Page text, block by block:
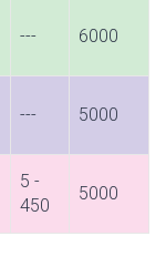
--- 6000
--- 5000
5 -
450
5000